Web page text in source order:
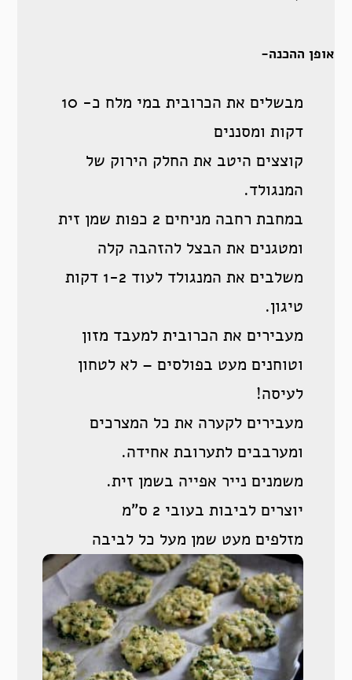
אופן ההכנה-
מבשלים את הכרובית במי מלח כ- 10
דקות ומסננים
קוצצים היטב את החלק הירוק של
המנגולד.
במחבת רחבה מניחים 2 כפות שמן זית
ומטגנים את הבצל להזהבה קלה
משלבים את המנגולד לעוד 1-2 דקות
טיגון.
מעבירים את הכרובית למעבד מזון
וטוחנים מעט בפולסים – לא לטחון
לעיסה!
מעבירים לקערה את כל המצרכים
ומערבבים לתערובת אחידה.
משמנים נייר אפייה בשמן זית.
יוצרים לביבות בעובי 2 ס”מ
מזלפים מעט שמן מעל כל לביבה